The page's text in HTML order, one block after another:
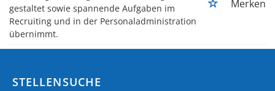
gestaltet sowie spannende Aufgaben im
Recruiting und in der Personaladministration
übernimmt.
Merken
STELLENSUCHE